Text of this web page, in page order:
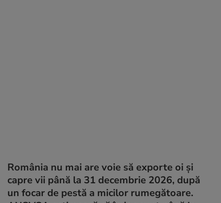
România nu mai are voie să exporte oi și
capre vii până la 31 decembrie 2026, după
un focar de pestă a micilor rumegătoare.